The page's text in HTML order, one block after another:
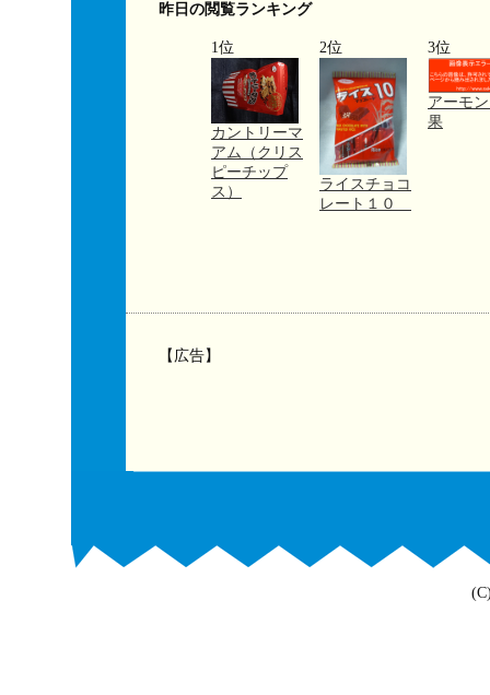
昨日の閲覧ランキング
1位
カントリーマ
アム（クリス
ピーチップ
ス）
2位
ライスチョコ
レート１０
3位
アーモ
果
【広告】